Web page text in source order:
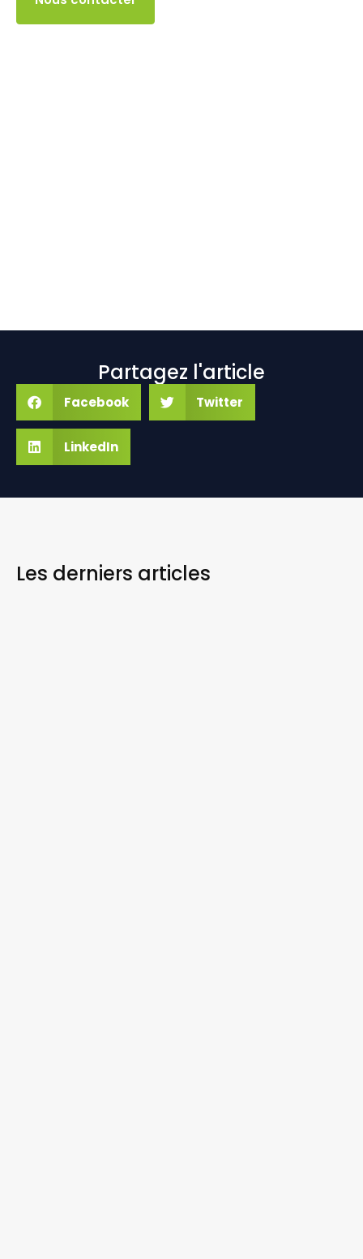
Partagez l'article
Facebook Twitter
LinkedIn
Les derniers articles